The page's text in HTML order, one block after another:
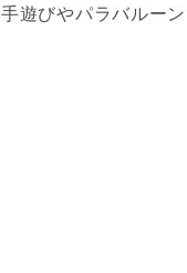
手遊びやパラバルー